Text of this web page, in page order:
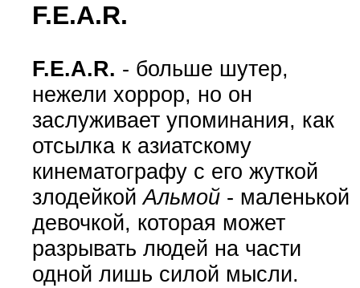
F.E.A.R.
F.E.A.R. - больше шутер,
нежели хоррор, но он
заслуживает упоминания, как
отсылка к азиатскому
кинематографу с его жуткой
злодейкойАльмой- маленькой
девочкой, которая может
разрывать людей на части
одной лишь силой мысли.